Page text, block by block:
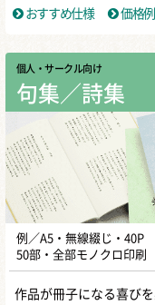
おすすめ仕様
価格例
個人・サークル向け
句集／詩集
例／A5・無線綴じ・40P
50部・全部モノクロ印刷
作品が冊子になる喜び